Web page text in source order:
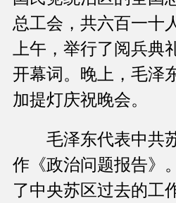
总工会，共六百一十
上午，举行了阅兵典
开幕词。晚上，毛泽
加提灯庆祝晚会。
毛泽东代表中共苏
作《政治问题报告》
了中央苏区过去的工